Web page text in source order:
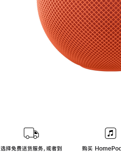
选择免费送货服务，或者到
购买